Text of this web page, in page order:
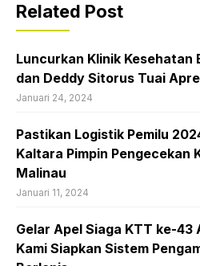
Related Post
Luncurkan Klinik Kesehatan
dan Deddy Sitorus Tuai
Januari 24, 2024
Pastikan Logistik Pemilu
Kaltara Pimpin Pengecekan
Malinau
Januari 11, 2024
Gelar Apel Siaga KTT ke-43
Kami Siapkan Sistem